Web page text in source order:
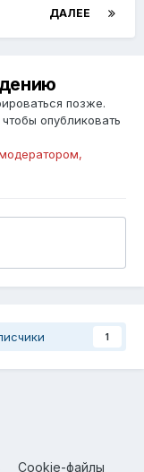
ДАЛЕЕ
позже.
чтобы опубликовать
1
Cookie-файлы